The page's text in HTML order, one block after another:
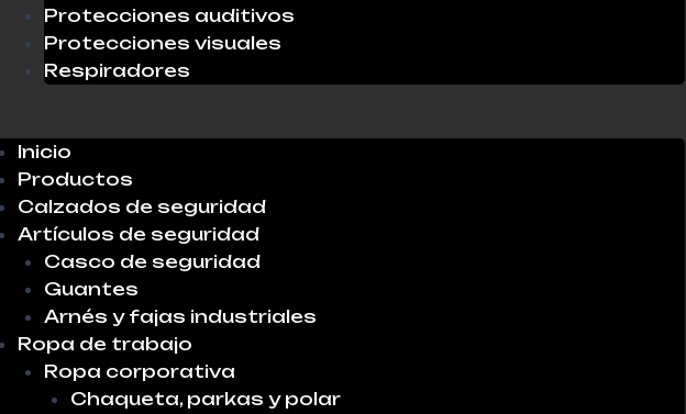
Protecciones auditivos
Protecciones visuales
Respiradores
Inicio
Productos
Calzados de seguridad
Artículos de seguridad
Casco de seguridad
Guantes
Arnés y fajas industriales
Ropa de trabajo
Ropa corporativa
Chaqueta, parkas y polar